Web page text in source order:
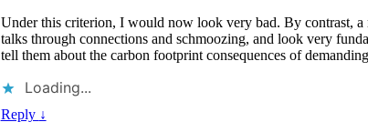
Under this criterion, I would now look very bad. By contrast,
talks through connections and schmoozing, and look very
tell them about the carbon footprint consequences of
Loading...
Reply ↓